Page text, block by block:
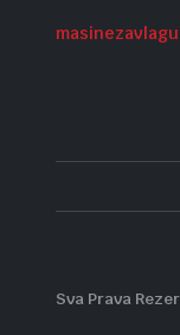
Sva Prava